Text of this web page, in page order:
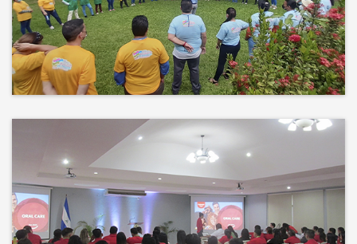
Más que un auditorio, el corazón
de tu evento
Desconectamos para conectar.
Entre risas, brisa fresca y un
ambiente natural